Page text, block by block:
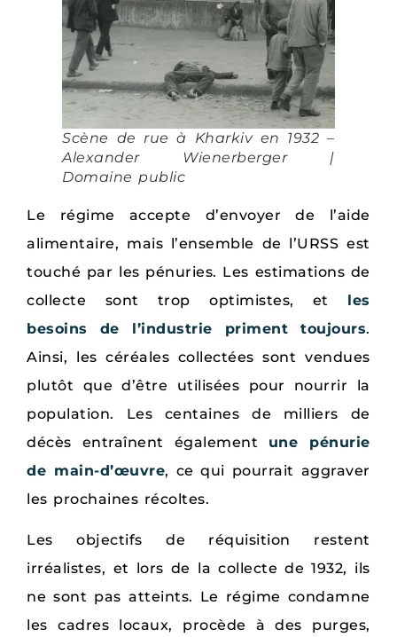
Scène de rue à Kharkiv en 1932 –
Alexander Wienerberger |
Domaine public
Le régime accepte d’envoyer de l’aide
alimentaire, mais l’ensemble de l’URSS est
touché par les pénuries. Les estimations de
collecte sont trop optimistes, et les
besoins de l’industrie priment toujours.
Ainsi, les céréales collectées sont vendues
plutôt que d’être utilisées pour nourrir la
population. Les centaines de milliers de
décès entraînent également une pénurie
de main-d’œuvre, ce qui pourrait aggraver
les prochaines récoltes.
Les objectifs de réquisition restent
irréalistes, et lors de la collecte de 1932, ils
ne sont pas atteints. Le régime condamne
les cadres locaux, procède à des purges,